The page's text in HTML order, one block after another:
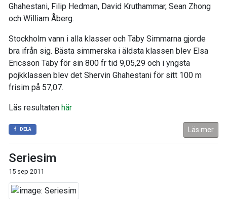
Ghahestani, Filip Hedman, David Kruthammar, Sean Zhong
och William Åberg.
Stockholm vann i alla klasser och Täby Simmarna gjorde
bra ifrån sig. Bästa simmerska i äldsta klassen blev Elsa
Ericsson Täby för sin 800 fr tid 9,05,29 och i yngsta
pojkklassen blev det Shervin Ghahestani för sitt 100 m
frisim på 57,07.
Läs resultaten här
DELA Läs mer
Seriesim
15 sep 2011